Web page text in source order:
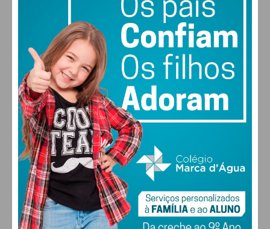
SÁB DOM
29
SEG
29
TER
ALTERAR
FARMACIAS DE SERVIÇO EM PAÇOS DE
FERREIRA